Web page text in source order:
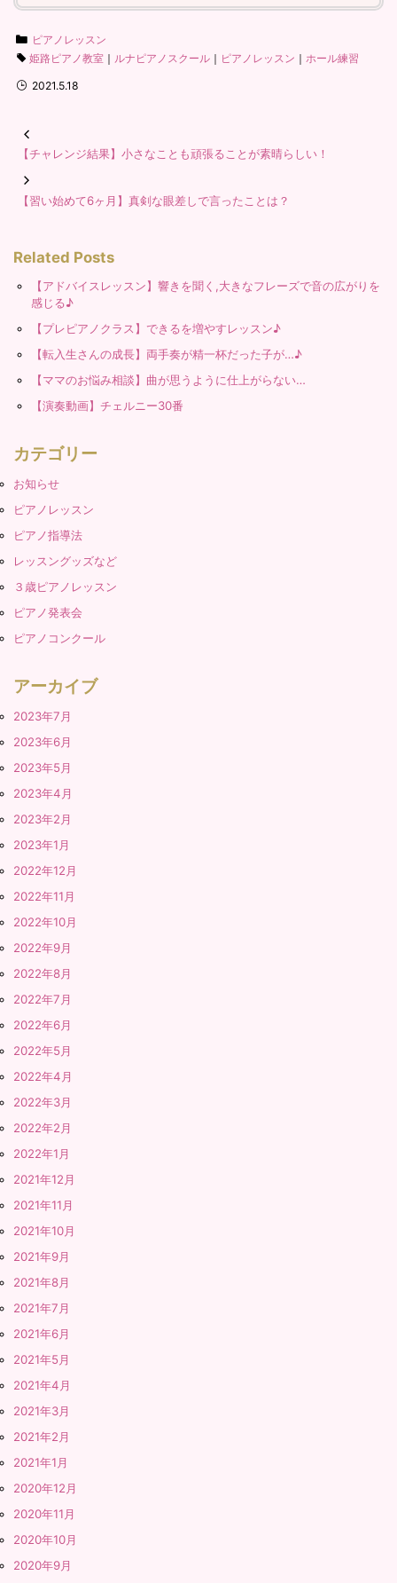
ピアノレッスン
姫路ピアノ教室 ｜ ルナピアノスクール ｜ ピアノレッスン ｜ ホール練習
2021.5.18
【チャレンジ結果】小さなことも頑張ることが素晴らしい！
【習い始めて6ヶ月】真剣な眼差しで言ったことは？
Related Posts
【アドバイスレッスン】響きを聞く,大きなフレーズで音の広がりを
感じる♪
【プレピアノクラス】できるを増やすレッスン♪
【転入生さんの成長】両手奏が精一杯だった子が…♪
【ママのお悩み相談】曲が思うように仕上がらない…
【演奏動画】チェルニー30番
カテゴリー
お知らせ
ピアノレッスン
ピアノ指導法
レッスングッズなど
３歳ピアノレッスン
ピアノ発表会
ピアノコンクール
アーカイブ
2023年7月
2023年6月
2023年5月
2023年4月
2023年2月
2023年1月
2022年12月
2022年11月
2022年10月
2022年9月
2022年8月
2022年7月
2022年6月
2022年5月
2022年4月
2022年3月
2022年2月
2022年1月
2021年12月
2021年11月
2021年10月
2021年9月
2021年8月
2021年7月
2021年6月
2021年5月
2021年4月
2021年3月
2021年2月
2021年1月
2020年12月
2020年11月
2020年10月
2020年9月